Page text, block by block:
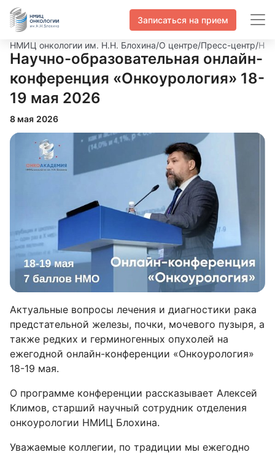
Записаться на прием
НМИЦ онкологии им. Н.Н. Блохина/О центре/Пресс-центр/
Научно-образовательная онлайн-
конференция «Онкоурология» 18-
19 мая 2026
8 мая 2026
Актуальные вопросы лечения и диагностики рака
предстательной железы, почки, мочевого пузыря, а
также редких и герминогенных опухолей на
ежегодной онлайн-конференции «Онкоурология»
18-19 мая.
О программе конференции рассказывает Алексей
Климов, старший научный сотрудник отделения
онкоурологии НМИЦ Блохина.
Уважаемые коллегии, по традиции мы ежегодно